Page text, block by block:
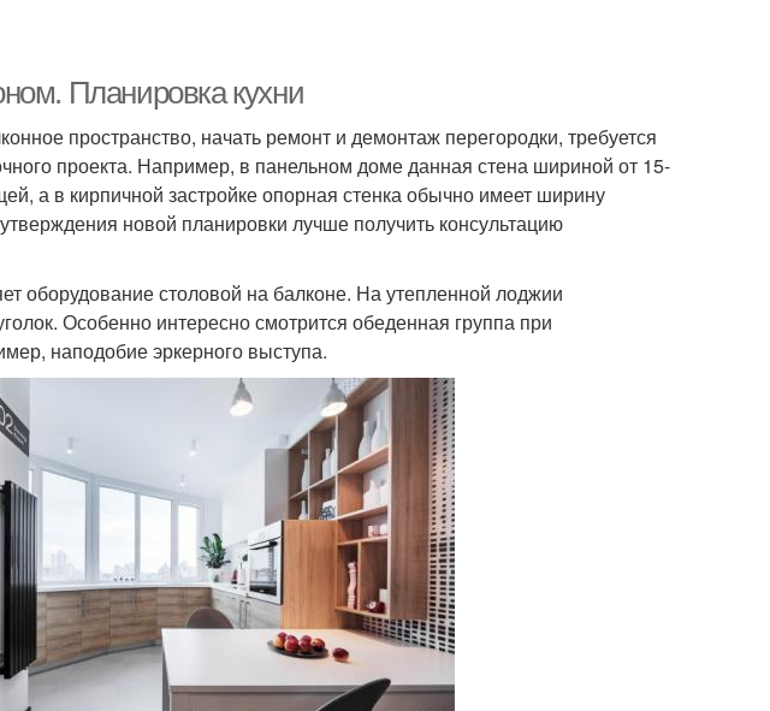
Планировка кухни
пространство, начать ремонт и демонтаж перегородки, требуется
проекта. Например, в панельном доме данная стена шириной от 15-
а в кирпичной застройке опорная стенка обычно имеет ширину
новой планировки лучше получить консультацию
оборудование столовой на балконе. На утепленной лоджии
Особенно интересно смотрится обеденная группа при
наподобие эркерного выступа.